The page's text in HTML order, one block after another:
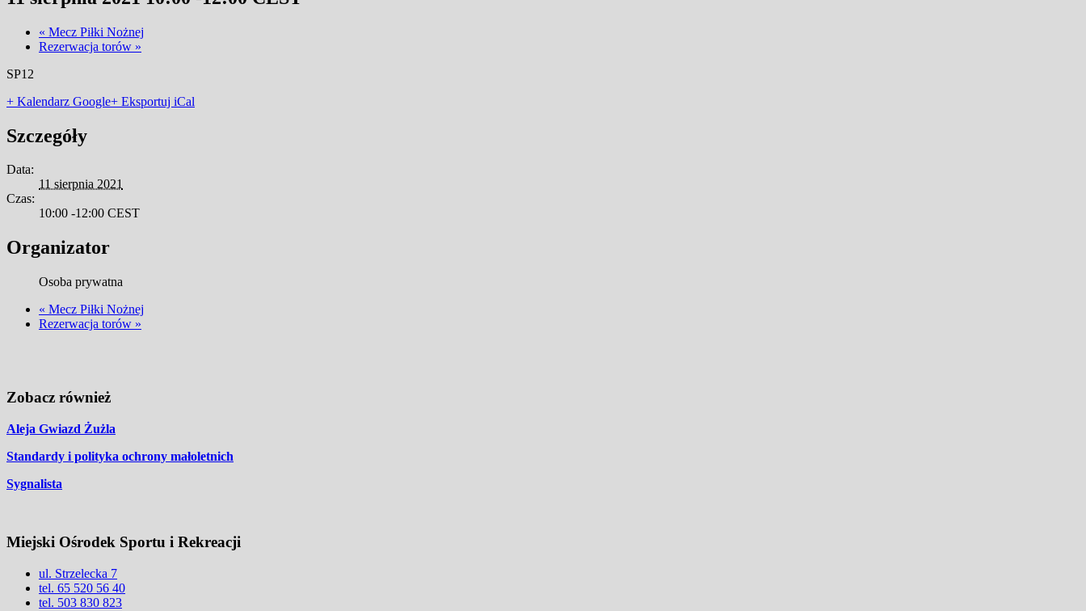
« Mecz Piłki Nożnej
Rezerwacja torów »
SP12
+ Kalendarz Google+ Eksportuj iCal
Szczegóły
Data:
11 sierpnia 2021
Czas:
10:00 -12:00 CEST
Organizator
Osoba prywatna
« Mecz Piłki Nożnej
Rezerwacja torów »
Zobacz również
Aleja Gwiazd Żużla
Standardy i polityka ochrony małoletnich
Sygnalista
Miejski Ośrodek Sportu i Rekreacji
ul. Strzelecka 7
tel. 65 520 56 40
tel. 503 830 823